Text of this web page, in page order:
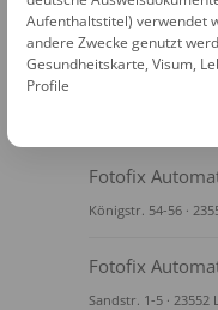
Fotofix
Königstr. 54-56 ·
Fotofix
Sandstr. 1-5 · 23552
Aufenthaltstitel) verwendet
andere Zwecke genutzt
Gesundheitskarte, Visum,
Profile